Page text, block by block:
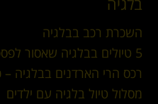
השכרת רכב בבלגיה
5 טיולים בבלגיה שאסור לפספס
רכס הרי הארדנים בבלגיה
מסלול טיול בלגיה עם ילדים